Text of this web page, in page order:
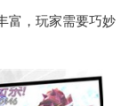
富，玩家需要巧妙